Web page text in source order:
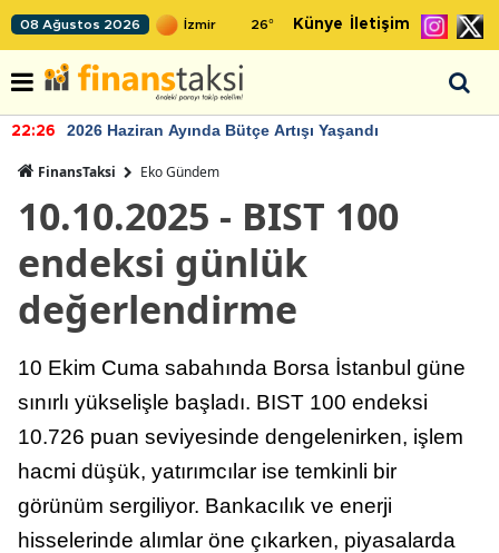
08 Ağustos 2026 26° Künye İletişim
22:26 2026 Haziran Ayında Bütçe Artışı Yaşandı
FinansTaksi Eko Gündem
10.10.2025 - BIST 100
endeksi günlük
değerlendirme
10 Ekim Cuma sabahında Borsa İstanbul güne
sınırlı yükselişle başladı. BIST 100 endeksi
10.726 puan seviyesinde dengelenirken, işlem
hacmi düşük, yatırımcılar ise temkinli bir
görünüm sergiliyor. Bankacılık ve enerji
hisselerinde alımlar öne çıkarken, piyasalarda